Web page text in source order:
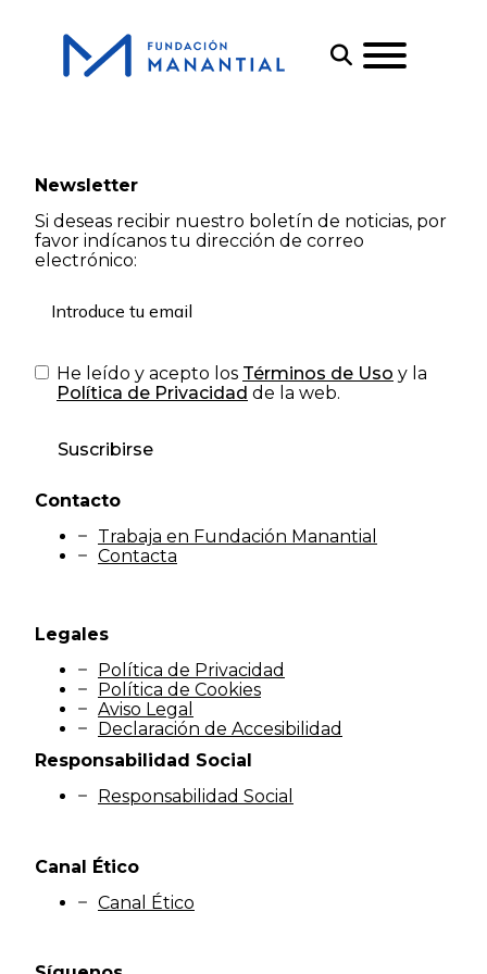
Newsletter
Si deseas recibir nuestro boletín de noticias, por
favor indícanos tu dirección de correo
electrónico:
He leído y acepto los Términos de Uso y la
Política de Privacidad de la web.
Suscribirse
Contacto
Trabaja en Fundación Manantial
Contacta
Legales
Política de Privacidad
Política de Cookies
Aviso Legal
Declaración de Accesibilidad
Responsabilidad Social
Responsabilidad Social
Canal Ético
Canal Ético